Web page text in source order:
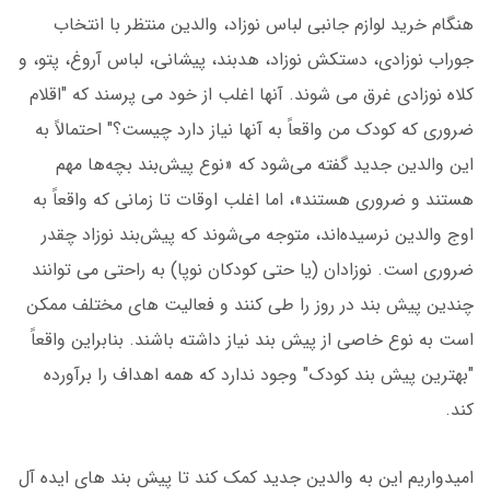
هنگام خرید لوازم جانبی لباس نوزاد، والدین منتظر با انتخاب
جوراب نوزادی، دستکش نوزاد، هدبند، پیشانی، لباس آروغ، پتو، و
کلاه نوزادی غرق می شوند. آنها اغلب از خود می پرسند که "اقلام
ضروری که کودک من واقعاً به آنها نیاز دارد چیست؟" احتمالاً به
این والدین جدید گفته می‌شود که «نوع پیش‌بند بچه‌ها مهم
هستند و ضروری هستند»، اما اغلب اوقات تا زمانی که واقعاً به
اوج والدین نرسیده‌اند، متوجه می‌شوند که پیش‌بند نوزاد چقدر
ضروری است. نوزادان (یا حتی کودکان نوپا) به راحتی می توانند
چندین پیش بند در روز را طی کنند و فعالیت های مختلف ممکن
است به نوع خاصی از پیش بند نیاز داشته باشند. بنابراین واقعاً
"بهترین پیش بند کودک" وجود ندارد که همه اهداف را برآورده
کند.
امیدواریم این به والدین جدید کمک کند تا پیش بند های ایده آل